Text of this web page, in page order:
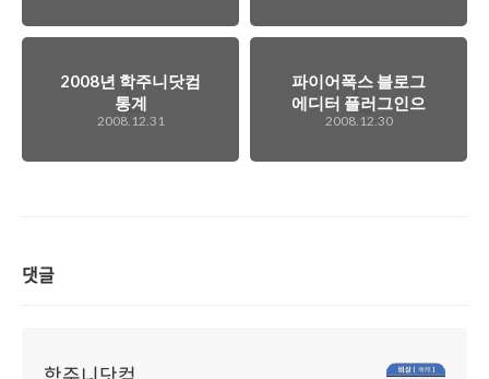
2008년 학주니닷컴
통계
2008.12.31
파이어폭스 블로그
에디터 플러그인으
로 블로그 포스팅을
2008.12.30
댓글